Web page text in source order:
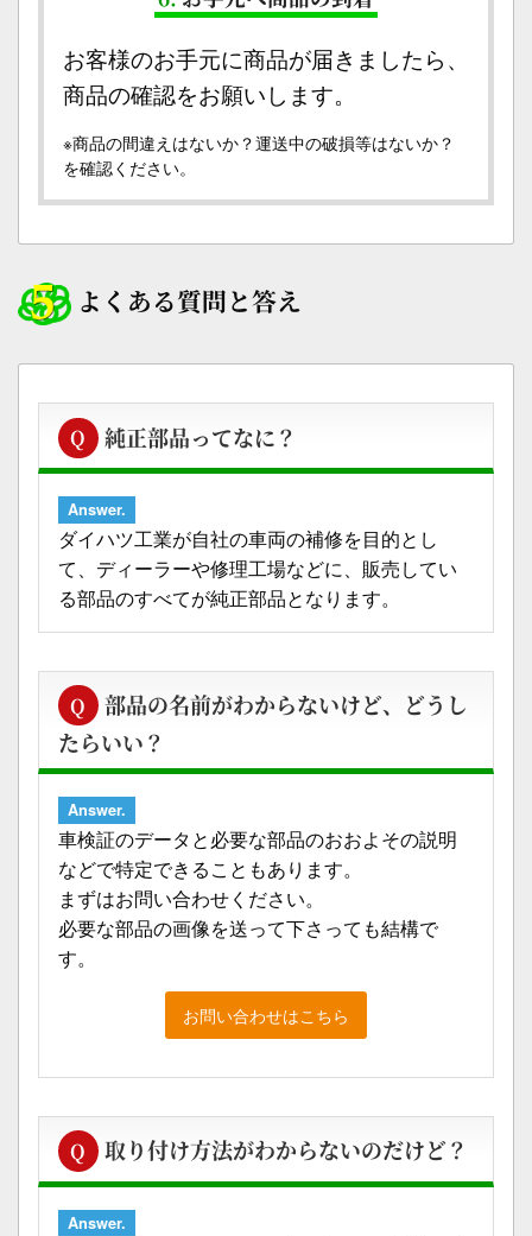
お客様のお手元に商品が届きましたら、
商品の確認をお願いします。
※商品の間違えはないか？運送中の破損等はないか？
を確認ください。
よくある質問と答え
Q 純正部品ってなに？
Answer.
ダイハツ工業が自社の車両の補修を目的とし
て、ディーラーや修理工場などに、販売してい
る部品のすべてが純正部品となります。
Q 部品の名前がわからないけど、どうし
たらいい？
Answer.
車検証のデータと必要な部品のおおよその説明
などで特定できることもあります。
まずはお問い合わせください。
必要な部品の画像を送って下さっても結構で
す。
お問い合わせはこちら
Q 取り付け方法がわからないのだけど？
Answer.